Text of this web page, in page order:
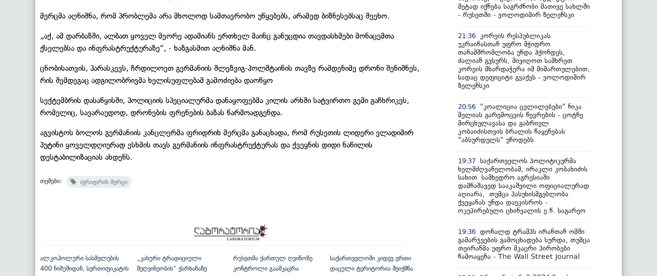
მერცმა აღნიშნა, რომ პრობლემა არა მხოლოდ სამთავრობო უწყებებს, არამედ ბიზნესებსაც შეეხო.
„აქ, ამ დარბაზში, ალბათ ყოველ მეორე ადამიანს ერთხელ მაინც განუცდია თავდასხმები მონაცემთა
ქსელებსა და ინფრასტრუქტურაზე“, - ხაზგასმით აღნიშნა მან.
ცნობისათვის, პარასკევს, ჩრდილოეთ გერმანიის შლეზვიგ-ჰოლშტაინის თავზე რამდენიმე დრონი შენიშნეს,
რის შემდეგაც ადგილობრივმა ხელისუფლებამ გამოძიება დაოწყო
სექტემბრის დასაწყისში, პოლიციის სპეციალურმა დანაყოფებმა კილის არხში სატვირთო გემი გაჩხრიკეს,
რომელიც, სავარაუდოდ, დრონების ფრენების ბაზას წარმოადგენდა.
აგვისტოს ბოლოს გერმანიის კანცლერმა ფრიდრიხ მერცმა განაცხადა, რომ რუსეთის ლიდერი ვლადიმირ
პუტინი ყოველდღიურად ესხმის თავს გერმანიის ინფრასტრუქტურას და ქვეყნის დიდი ნაწილის
დესტაბილიზაციას ახდენს.
თემები: ფრიდრიხ მერცი
ალკოჰოლური სასმელების
400 ნიმუშიდან, სერთიფიკატის
„კახური ტრადიციული
მეღვინეობის“ ქარხანაზე
რუსეთმა ქართულ ღვინოზე
კონტროლი გაამკაცრა
საქართველოში კიდევ ერთი
დაცული ტერიტორია შეიქმნა
მეტად იქნება საგრძნობი მათივე სახლში
- რუსეთში - ვოლოდიმირ ზელენსკი
21:36 კორეის რესპუბლიკას
უკრაინასთან უფრო მჭიდრო
თანამშრომლობა უნდა ჰქონდეს,
ძალიან გვსურს, მივიღოთ სამხრეთ
კორეის მხარდაჭერა იმ მიმართულებით,
სადაც დეფიციტი გვაქვს - ვოლოდიმირ
ზელენსკი
20:56
"კოალიცია ცვლილებები" ნიკა
მელიას გარემოცვის წევრების - ცოტნე
მირცხულავასა და გაბრიელ
კობაიძისთვის ბრალის წაყენებას
"აბსურდულს" უწოდებს
19:37 საქართველოს პოლიტიკურმა
ხელმძღვანელობამ, ირაკლი კობახიძის
სახით სამხედრო აგრესიაში
დამნაშავედ სააკაშვილი ოფიციალურად
აღიარა, თუმცა პასუხისმგებლობა
ქვეყანას უნდა დაეკისროს -
ოკუპირებული ცხინვალის ე.წ. საგარეო
19:36 დონალდ ტრამპს ირანთან ომში
გამარჯვების გამოცხადება სურდა, თუმცა
თეირანმა უფრო მკაცრი პირობები
წამოაყენა - The Wall Street Journal